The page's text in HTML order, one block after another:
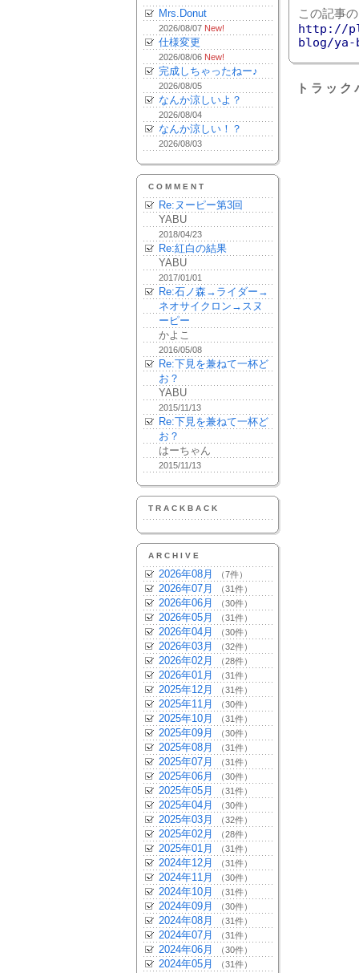
Mrs.Donut
2026/08/07 New!
仕様変更
2026/08/06 New!
完成しちゃったねー♪
2026/08/05
なんか涼しいよ？
2026/08/04
なんか涼しい！？
2026/08/03
COMMENT
Re:ヌーピー第3回
YABU
2018/04/23
Re:紅白の結果
YABU
2017/01/01
Re:石ノ森→ライダー→
ネオサイクロン→スヌ
ーピー
かよこ
2016/05/08
Re:下見を兼ねて一杯ど
お？
YABU
2015/11/13
Re:下見を兼ねて一杯ど
お？
はーちゃん
2015/11/13
TRACKBACK
ARCHIVE
2026年08月 （7件）
2026年07月 （31件）
2026年06月 （30件）
2026年05月 （31件）
2026年04月 （30件）
2026年03月 （32件）
2026年02月 （28件）
2026年01月 （31件）
2025年12月 （31件）
2025年11月 （30件）
2025年10月 （31件）
2025年09月 （30件）
2025年08月 （31件）
2025年07月 （31件）
2025年06月 （30件）
2025年05月 （31件）
2025年04月 （30件）
2025年03月 （32件）
2025年02月 （28件）
2025年01月 （31件）
2024年12月 （31件）
2024年11月 （30件）
2024年10月 （31件）
2024年09月 （30件）
2024年08月 （31件）
2024年07月 （31件）
2024年06月 （30件）
2024年05月 （31件）
この記事
http://
blog/ya-
トラッ